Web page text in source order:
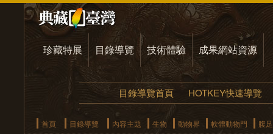
珍藏特展 目錄導覽 技術體驗 成果網站資源
目錄導覽首頁 HOTKEY快速導覽
首頁 目錄導覽 內容主題 生物 動物界 軟體動物門 腹